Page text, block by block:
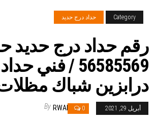
Category حداد درج حديد
رقم حداد درج حديد
56585569 / فني
درابزين شباك
أبريل 29, 2021 0
By RWAN